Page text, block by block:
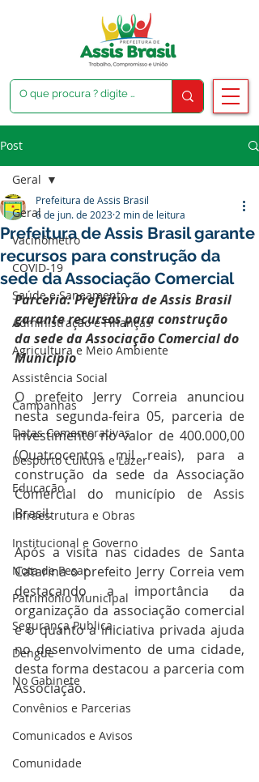
Post
Geral
Vacinômetro
COVID-19
Saúde e Saneamento
Administração e Finanças
Agricultura e Meio Ambiente
Assistência Social
Campanhas
Datas Comemorativas
Desporto Cultura e Lazer
Educação
Infraestrutura e Obras
Institucional e Governo
Nota de Pesar
Patrimônio Municipal
Segurança Publica
Dengue
No Gabinete
Convênios e Parcerias
Comunicados e Avisos
Comunidade
Geral
Prefeitura de Assis Brasil garante
recursos para construção da
sede da Associação Comercial
Prefeitura de Assis Brasil
6 de jun. de 2023 2 min de leitura
Parceria: Prefeitura de Assis Brasil
garante recursos para construção
da sede da Associação Comercial do
Município
O prefeito Jerry Correia anunciou
nesta segunda-feira 05, parceria de
investimento no valor de 400.000,00
(Quatrocentos mil reais), para a
construção da sede da Associação
Comercial do município de Assis
Brasil.
Após a visita nas cidades de Santa
Catarina o prefeito Jerry Correia vem
destacando a importância da
organização da associação comercial
e o quanto a iniciativa privada ajuda
no desenvolvimento de uma cidade,
desta forma destacou a parceria com
Associação.